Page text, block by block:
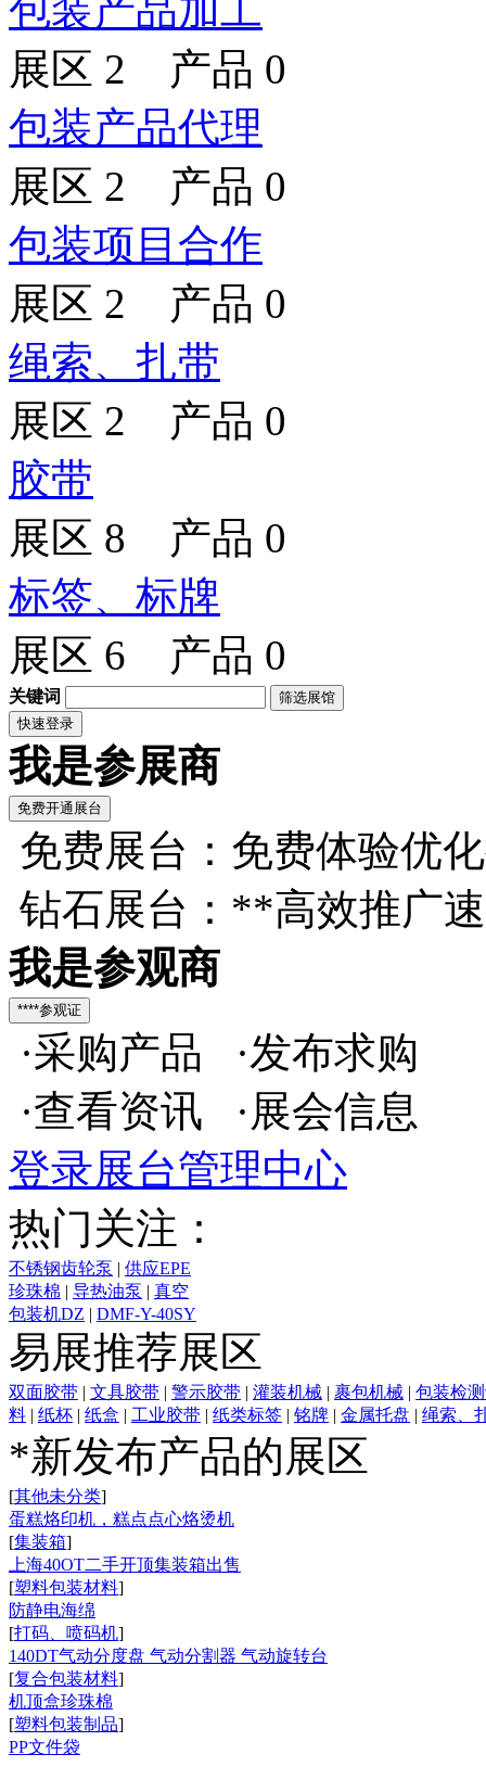
包装产品加工
展区 2 产品 0
包装产品代理
展区 2 产品 0
包装项目合作
展区 2 产品 0
绳索、扎带
展区 2 产品 0
胶带
展区 8 产品 0
标签、标牌
展区 6 产品 0
关键词
我是参展商
免费展台：免费体验优
钻石展台：**高效推广
我是参观商
·采购产品 ·发布求购
·查看资讯 ·展会信息
登录展台管理中心
热门关注：
不锈钢齿轮泵 | 供应EPE
珍珠棉 | 导热油泵 | 真空
包装机DZ | DMF-Y-40SY
淹没式电磁脉冲阀|QD－
130穿箭式型捆扎机|S型
填充料
易展推荐展区
双面胶带 | 文具胶带 | 警示胶带 | 灌装机械 | 裹包机械 | 包装检
料 | 纸杯 | 纸盒 | 工业胶带 | 纸类标签 | 铭牌 | 金属托盘 | 绳索、
*新发布产品的展区
[其他未分类]
蛋糕烙印机，糕点点心烙烫机
[集装箱]
上海40OT二手开顶集装箱出售
[塑料包装材料]
防静电海绵
[打码、喷码机]
140DT气动分度盘 气动分割器 气动旋转台
[复合包装材料]
机顶盒珍珠棉
[塑料包装制品]
PP文件袋